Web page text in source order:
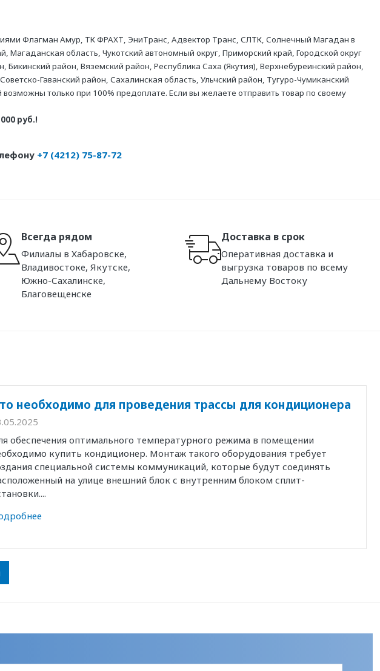
Флагман Амур, ТК ФРАХТ, ЭниТранс, Адвектор Транс, СЛТК, Солнечный Магадан в
область, Чукотский автономный округ, Приморский край, Городской округ
район, Вяземский район, Республика Саха (Якутия), Верхнебуреинский район,
Гаванский район, Сахалинская область, Ульчский район, Тугуро-Чумиканский
только при 100% предоплате. Если вы желаете отправить товар по своему
руб.!
+7 (4212) 75-87-72
Всегда рядом
Филиалы в Хабаровске,
Владивостоке, Якутске,
Южно-Сахалинске,
Благовещенске
Доставка в срок
Оперативная доставка и
выгрузка товаров по всему
Дальнему Востоку
необходимо для проведения трассы для кондиционера
обеспечения оптимального температурного режима в помещении
купить кондиционер. Монтаж такого оборудования требует
специальной системы коммуникаций, которые будут соединять
на улице внешний блок с внутренним блоком сплит-